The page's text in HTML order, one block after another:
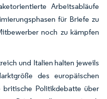
Arbeitsabläufe
für Briefe zu
noch zu kämpfen
und Italien halten jeweils
des europäischen
britische Politikdebatte über